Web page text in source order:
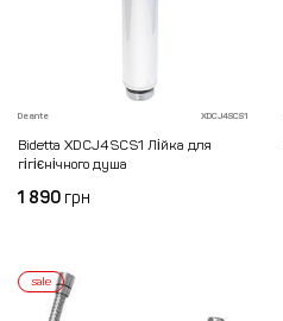
Deante XDCJ4SCS1
Bidetta XDCJ4SCS1 Лійка для
гігієнічного душа
1 890 грн
sale